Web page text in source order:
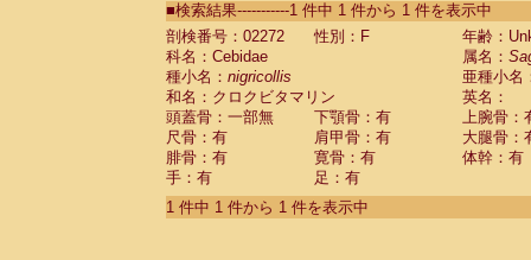
CebidaeSaguinus labiatus(0)
Cebidae Saguinus leucopus (0)
Cebidae
CebidaeSaguinus mystax
CebidaeSaguinus nigricollis (1)
Cebidae Saguinus oedipus
Cebidae Saguinus weddelli
Cebidae Saguinusspp.
Cebidae Aotus trivirgatus
Cebidae Cebus albifrons
■検索結果-----------1 件中 1 件から 1 件を表示中
剖検番号：02272
性別：F
年齢：
科名：Cebidae
属名：
種小名： nigricollis
亜種小名
和名：クロクビタマリン
英名：
頭蓋骨：一部無
下顎骨：有
上腕骨：
尺骨：有
肩甲骨：有
大腿骨：
腓骨：有
寛骨：有
体幹：有
手：有
足：有
1 件中 1 件から 1 件を表示中